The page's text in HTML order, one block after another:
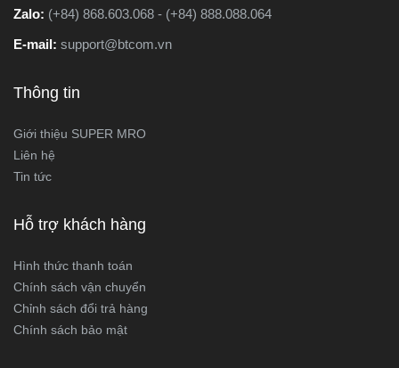
Zalo: (+84) 868.603.068 - (+84) 888.088.064
E-mail: support@btcom.vn
Thông tin
Giới thiệu SUPER MRO
Liên hệ
Tin tức
Hỗ trợ khách hàng
Hình thức thanh toán
Chính sách vận chuyển
Chỉnh sách đổi trả hàng
Chính sách bảo mật